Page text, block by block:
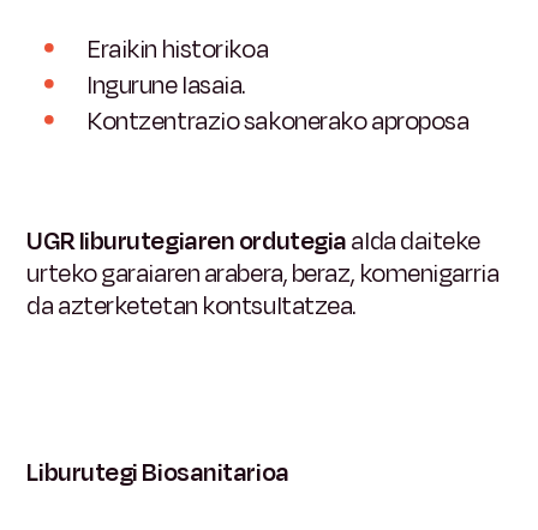
Eraikin historikoa
Ingurune lasaia.
Kontzentrazio sakonerako aproposa
UGR liburutegiaren ordutegiaaldadaiteke
urteko garaiaren arabera, beraz, komenigarria
da azterketetan kontsultatzea.
Liburutegi Biosanitarioa